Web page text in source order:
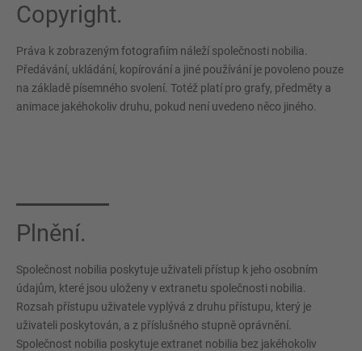
Copyright.
Práva k zobrazeným fotografiím náleží společnosti nobilia.
Předávání, ukládání, kopírování a jiné používání je povoleno pouze
na základě písemného svolení. Totéž platí pro grafy, předměty a
animace jakéhokoliv druhu, pokud není uvedeno něco jiného.
Plnění.
Společnost nobilia poskytuje uživateli přístup k jeho osobním
údajům, které jsou uloženy v extranetu společnosti nobilia.
Rozsah přístupu uživatele vyplývá z druhu přístupu, který je
uživateli poskytován, a z příslušného stupně oprávnění.
Společnost nobilia poskytuje extranet nobilia bez jakéhokoliv